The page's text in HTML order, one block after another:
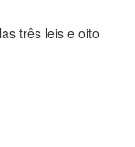
três leis e oito